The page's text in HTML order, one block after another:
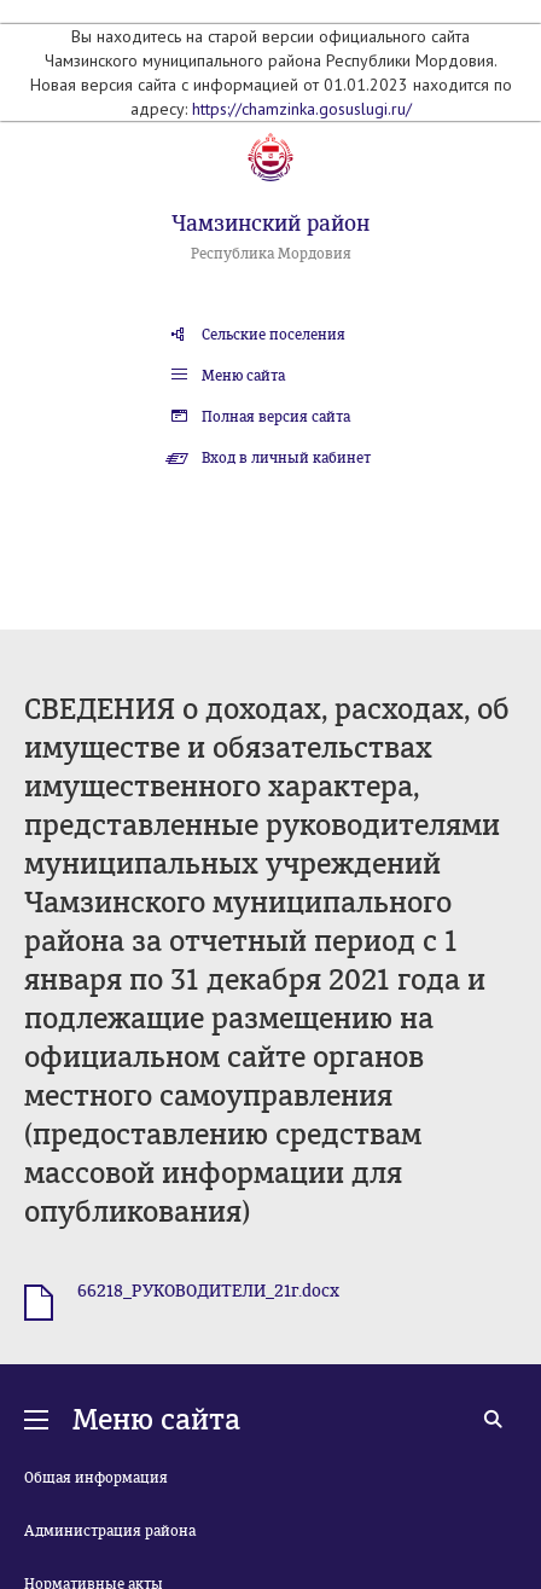
Вы находитесь на старой версии официального сайта
Чамзинского муниципального района Республики Мордовия.
Новая версия сайта с информацией от 01.01.2023 находится по
адресу: https://chamzinka.gosuslugi.ru/
Чамзинский район
Республика Мордовия
Сельские поселения
Меню сайта
Полная версия сайта
Вход в личный кабинет
СВЕДЕНИЯ о доходах, расходах, об
имуществе и обязательствах
имущественного характера,
представленные руководителями
муниципальных учреждений
Чамзинского муниципального
района за отчетный период с 1
января по 31 декабря 2021 года и
подлежащие размещению на
официальном сайте органов
местного самоуправления
(предоставлению средствам
массовой информации для
опубликования)
66218_РУКОВОДИТЕЛИ_21г.docx
Меню сайта
Общая информация
Администрация района
Нормативные акты